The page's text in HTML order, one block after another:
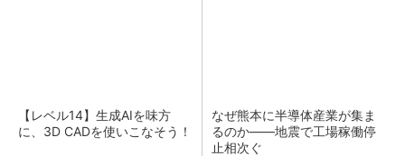
【レベル14】生成AIを味方
に、3D CADを使いこなそう！
なぜ熊本に半導体産業が集ま
るのか――地震で工場稼働停
止相次ぐ